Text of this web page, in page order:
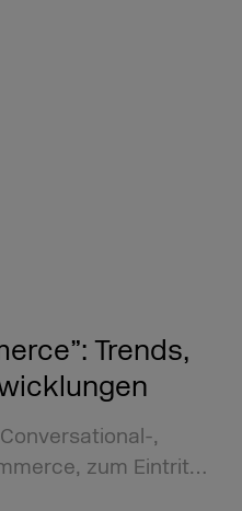
Trends,
,
zum Eintrit…